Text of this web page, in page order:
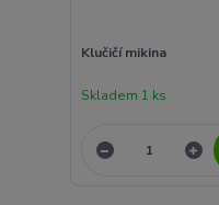
Klučičí mikina
Skladem 1 ks